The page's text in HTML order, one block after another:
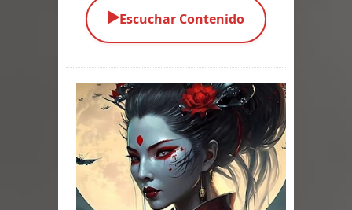
los Vivos
Parte 01: Escondido a Plena Luz
Parte 02: El Enemigo de mi Enemigo
Parte 06: Coletazos
▶️Escuchar Contenido